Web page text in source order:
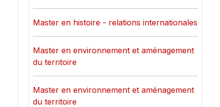
Master en histoire - relations internationales
Master en environnement et aménagement
du territoire
Master en environnement et aménagement
du territoire